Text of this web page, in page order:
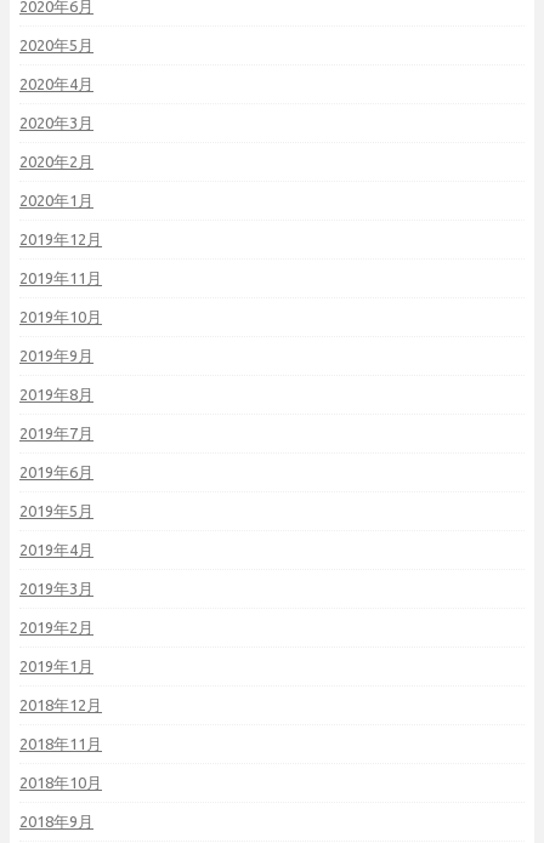
2020年6月
2020年5月
2020年4月
2020年3月
2020年2月
2020年1月
2019年12月
2019年11月
2019年10月
2019年9月
2019年8月
2019年7月
2019年6月
2019年5月
2019年4月
2019年3月
2019年2月
2019年1月
2018年12月
2018年11月
2018年10月
2018年9月